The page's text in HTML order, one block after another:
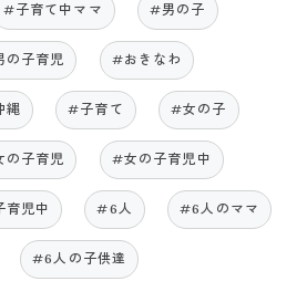
#子育て中ママ #男の子
の子育児 #おきなわ
縄 #子育て #女の子
の子育児 #女の子育児中
児中 #6人 #6人のママ
#6人の子供達